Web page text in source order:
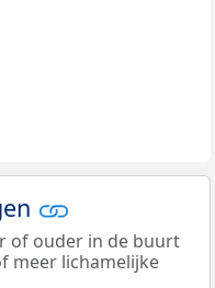
of ouder in de buurt
meer lichamelijke